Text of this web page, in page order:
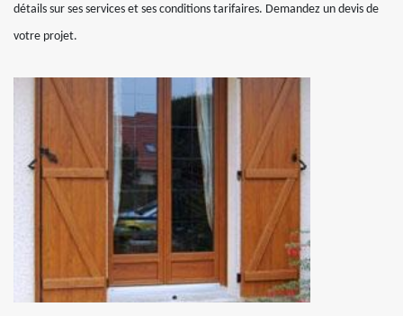
détails sur ses services et ses conditions tarifaires. Demandez un devis de
votre projet.